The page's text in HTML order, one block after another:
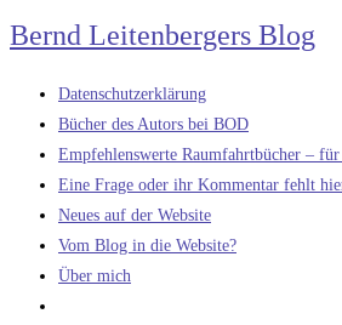
Zum
Inhalt
springen
Bernd Leitenbergers Blog
Datenschutzerklärung
Bücher des Autors bei BOD
Empfehlenswerte Raumfahrtbücher –
Eine Frage oder ihr Kommentar fehlt
Neues auf der Website
Vom Blog in die Website?
Über mich